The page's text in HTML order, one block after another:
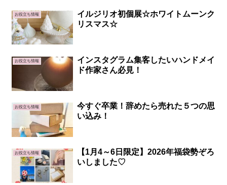
お役立ち情報
イルジリオ初個展☆ホワイトムーンク
リスマス☆
お役立ち情報
インスタグラム集客したいハンドメイ
ド作家さん必見！
お役立ち情報
今すぐ卒業！辞めたら売れた５つの思
い込み！
お役立ち情報
【1月4～6日限定】2026年福袋勢ぞろ
いしました♡